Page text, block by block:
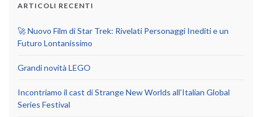
ARTICOLI RECENTI
🚀 Nuovo Film di Star Trek: Rivelati Personaggi Inediti e un
Futuro Lontanissimo
Grandi novità LEGO
Incontriamo il cast di Strange New Worlds all’Italian Global
Series Festival